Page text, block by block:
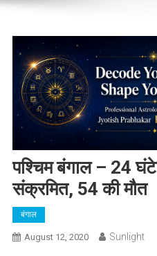
पश्चिम बंगाल – 24
संक्रमित, 54 की मौत
बंगाल
August 12, 2020 Sunlight